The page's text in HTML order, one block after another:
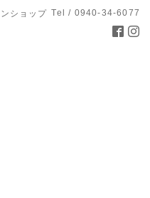
ショップ Tel / 0940-34-6077